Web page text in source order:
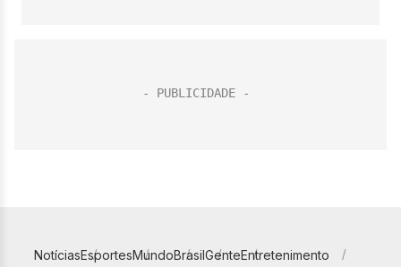
NotíciasEsportesMundoBrasilGenteEntretenimento